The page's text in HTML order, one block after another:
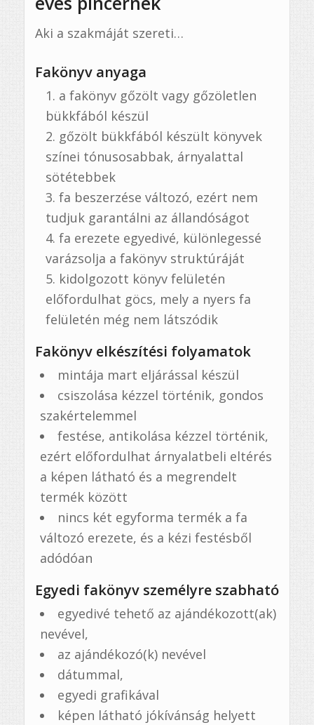
Aki a szakmáját szereti…
Fakönyv anyaga
a fakönyv gőzölt vagy gőzöletlen
bükkfából készül
gőzölt bükkfából készült könyvek
színei tónusosabbak, árnyalattal
sötétebbek
fa beszerzése változó, ezért nem
tudjuk garantálni az állandóságot
fa erezete egyedivé, különlegessé
varázsolja a fakönyv struktúráját
kidolgozott könyv felületén
előfordulhat göcs, mely a nyers fa
felületén még nem látszódik
Fakönyv elkészítési folyamatok
mintája mart eljárással készül
csiszolása kézzel történik, gondos
szakértelemmel
festése, antikolása kézzel történik,
ezért előfordulhat árnyalatbeli eltérés
a képen látható és a megrendelt
termék között
nincs két egyforma termék a fa
változó erezete, és a kézi festésből
adódóan
Egyedi fakönyv személyre szabható
egyedivé tehető az ajándékozott(ak)
nevével,
az ajándékozó(k) nevével
dátummal,
egyedi grafikával
képen látható jókívánság helyett